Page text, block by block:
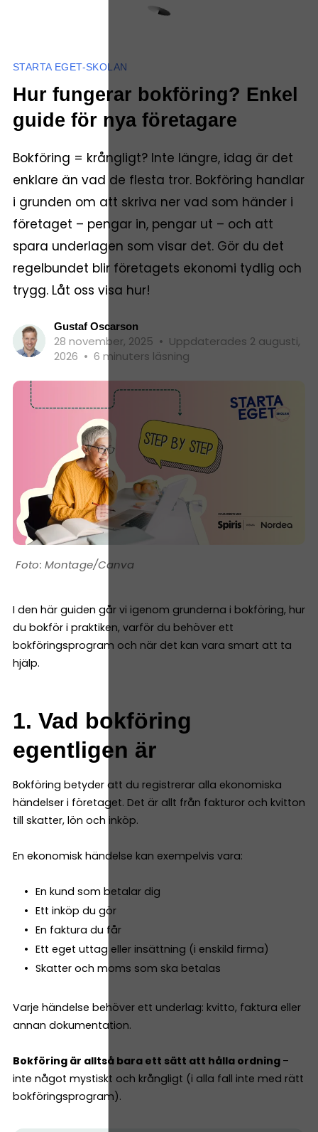
STARTA EGET-SKOLAN
Hur fungerar bokföring? Enkel
guide för nya företagare
Bokföring = krångligt? Inte längre, idag är det
enklare än vad de flesta tror. Bokföring handlar
i grunden om att skriva ner vad som händer i
företaget – pengar in, pengar ut – och att
spara underlagen som visar det. Gör du det
regelbundet blir företagets ekonomi tydlig och
trygg. Låt oss visa hur!
Gustaf Oscarson
28 november, 2025 • Uppdaterades 2 augusti,
2026 • 6 minuters läsning
Montage/Canva
I den här guiden går vi igenom grunderna i bokföring, hur
du bokför i praktiken, varför du behöver ett
bokföringsprogram och när det kan vara smart att ta
hjälp.
1. Vad bokföring
egentligen är
Bokföring betyder att du registrerar alla ekonomiska
händelser i företaget. Det är allt från fakturor och kvitton
till skatter, lön och inköp.
En ekonomisk händelse kan exempelvis vara:
En kund som betalar dig
Ett inköp du gör
En faktura du får
Ett eget uttag eller insättning (i enskild firma)
Skatter och moms som ska betalas
Varje händelse behöver ett underlag: kvitto, faktura eller
annan dokumentation.
Bokföring är alltså bara ett sätt att hålla ordning –
inte något mystiskt och krångligt (i alla fall inte med rätt
bokföringsprogram).